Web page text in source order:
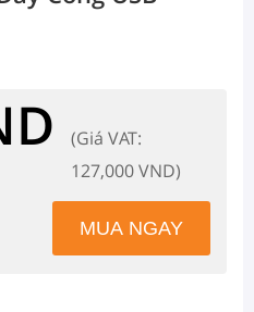
(Giá VAT:
127,000 VND)